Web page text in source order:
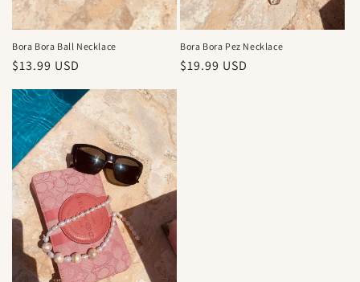
Bora Bora Ball Necklace
Precio
$13.99 USD
Bora Bora Pez Necklace
Precio
$19.99 USD